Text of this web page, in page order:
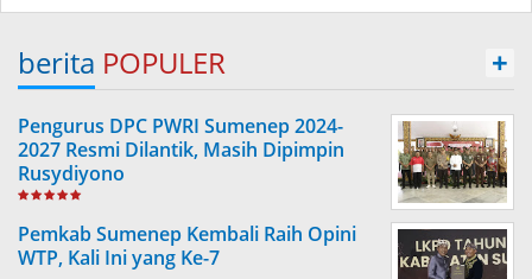
berita POPULER +
Pengurus DPC PWRI Sumenep 2024-
2027 Resmi Dilantik, Masih Dipimpin
Rusydiyono
Pemkab Sumenep Kembali Raih Opini
WTP, Kali Ini yang Ke-7